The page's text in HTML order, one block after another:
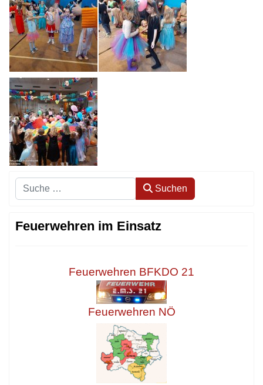
Suchen Suchen
Feuerwehren im Einsatz
Feuerwehren BFKDO 21
Feuerwehren NÖ